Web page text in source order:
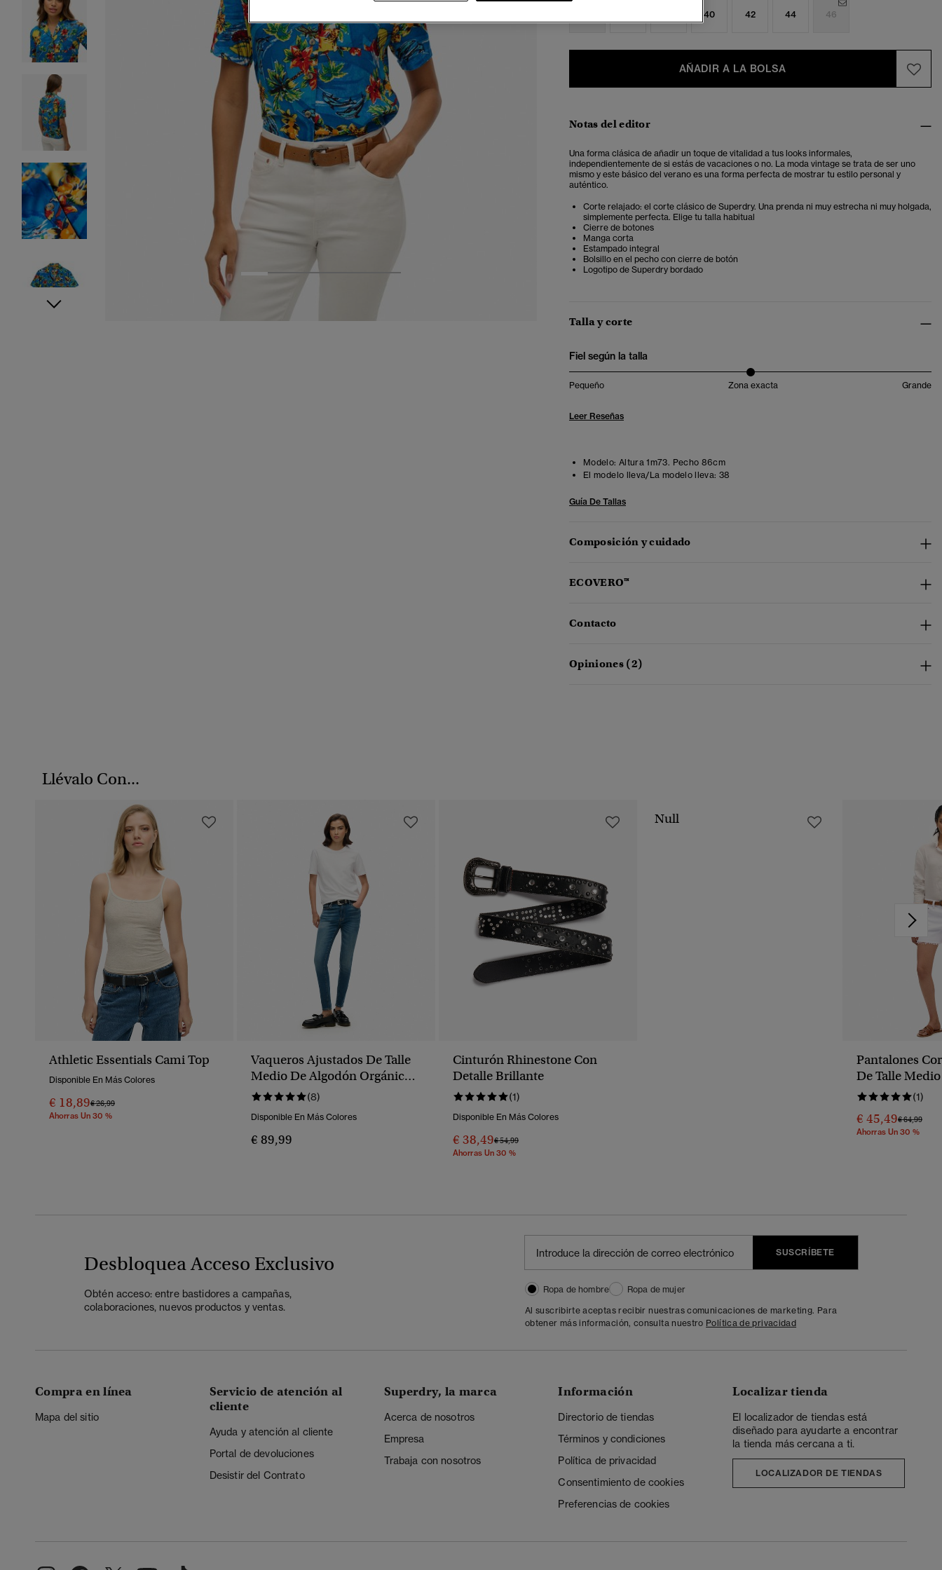
3
40 42 44 46
AÑADIR A LA BOLSA
Notas del editor
Una forma clásica de añadir un toque de vitalidad a tus looks informales,
independientemente de si estás de vacaciones o no. La moda vintage se trata de ser uno
mismo y este básico del verano es una forma perfecta de mostrar tu estilo personal y
auténtico.
Corte relajado: el corte clásico de Superdry. Una prenda ni muy estrecha ni muy holgada,
simplemente perfecta. Elige tu talla habitual
Cierre de botones
Manga corta
Estampado integral
Bolsillo en el pecho con cierre de botón
Logotipo de Superdry bordado
Talla y corte
Fiel según la talla
Pequeño Zona exacta Grande
Leer Reseñas
Modelo: Altura 1m73. Pecho 86cm
El modelo lleva/La modelo lleva: 38
Guía De Tallas
Composición y cuidado
ECOVERO™
Contacto
Opiniones (2)
Llévalo Con...
Athletic Essentials Cami Top
Disponible En Más Colores
€ 18,89Precio Rebajado De
€ 26,99A
Ahorras Un 30 %
Vaqueros Ajustados De Talle
Medio De Algodón Orgánico
Vintage
(8)
Disponible En Más Colores
€ 89,99
Cinturón Rhinestone Con
Detalle Brillante
(1)
Disponible En Más Colores
€ 38,49Precio Rebajado De
€ 54,99A
Ahorras Un 30 %
Null
Pantalones
De Talle Medio
(1)
€ 45,49Precio
€ 64,99A
Ahorras Un 30 %
Desbloquea Acceso Exclusivo
Obtén acceso: entre bastidores a campañas,
colaboraciones, nuevos productos y ventas.
SUSCRÍBETE
Ropa de hombre
Ropa de mujer
Al suscribirte aceptas recibir nuestras comunicaciones de marketing. Para
obtener más información, consulta nuestro Política de privacidad
Compra en línea
Mapa del sitio
Servicio de atención al
cliente
Ayuda y atención al cliente
Portal de devoluciones
Desistir del Contrato
Superdry, la marca
Acerca de nosotros
Empresa
Trabaja con nosotros
Información
Directorio de tiendas
Términos y condiciones
Política de privacidad
Consentimiento de cookies
Preferencias de cookies
Localizar tienda
El localizador de tiendas está
diseñado para ayudarte a encontrar
la tienda más cercana a ti.
LOCALIZADOR DE TIENDAS